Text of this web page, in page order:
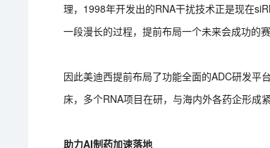
理，1998年开发出的RNA干扰技术正是现在
一段漫长的过程，提前布局一个未来会成功的
因此美迪西提前布局了功能全面的ADC研发平
床，多个RNA项目在研，与海内外各药企形成
助力AI制药加速落地